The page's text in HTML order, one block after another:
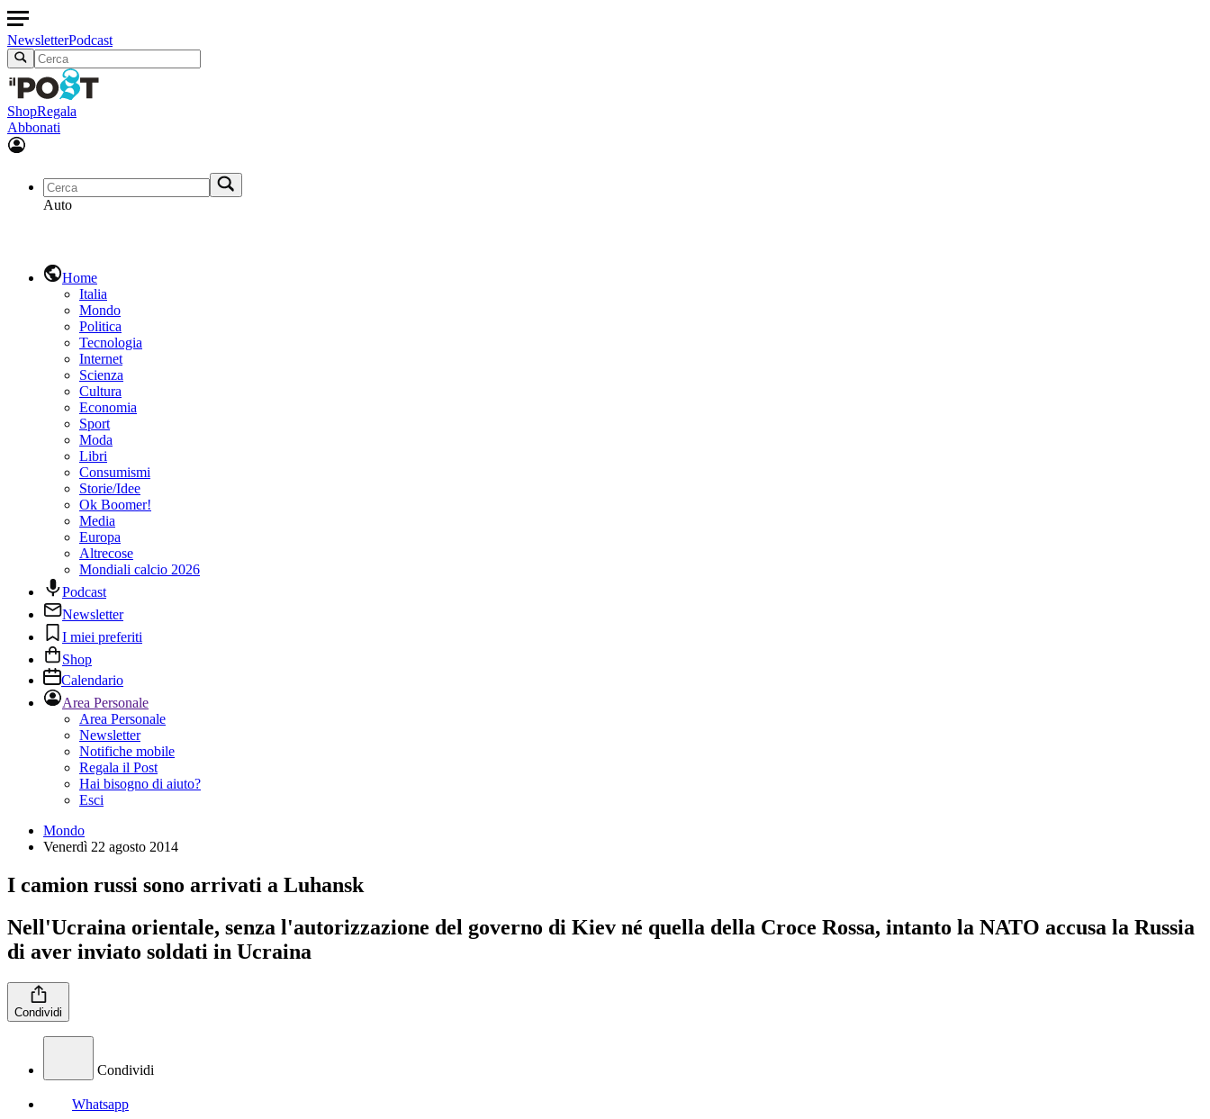
NewsletterPodcast
ShopRegala
Abbonati
Auto
Home
Italia
Mondo
Politica
Tecnologia
Internet
Scienza
Cultura
Economia
Sport
Moda
Libri
Consumismi
Storie/Idee
Ok Boomer!
Media
Europa
Altrecose
Mondiali calcio 2026
Podcast
Newsletter
I miei preferiti
Shop
Calendario
Area Personale
Area Personale
Newsletter
Notifiche mobile
Regala il Post
Hai bisogno di aiuto?
Esci
Mondo
Venerdì 22 agosto 2014
I camion russi sono arrivati a Luhansk
Nell'Ucraina orientale, senza l'autorizzazione del governo di Kiev né quella della Croce Rossa, intanto la NATO accusa la Russia
di aver inviato soldati in Ucraina
Condividi
Condividi
Whatsapp